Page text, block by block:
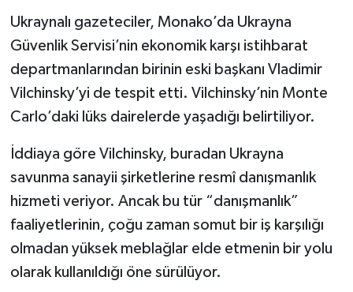
Ukraynalı gazeteciler, Monako’da Ukrayna
Güvenlik Servisi’nin ekonomik karşı istihbarat
departmanlarından birinin eski başkanı Vladimir
Vilchinsky’yi de tespit etti. Vilchinsky’nin Monte
Carlo’daki lüks dairelerde yaşadığı belirtiliyor.
İddiaya göre Vilchinsky, buradan Ukrayna
savunma sanayii şirketlerine resmî danışmanlık
hizmeti veriyor. Ancak bu tür “danışmanlık”
faaliyetlerinin, çoğu zaman somut bir iş karşılığı
olmadan yüksek meblağlar elde etmenin bir yolu
olarak kullanıldığı öne sürülüyor.